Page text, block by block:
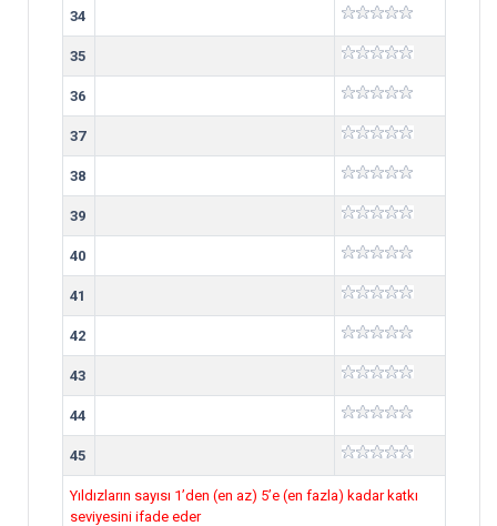
34
35
36
37
38
39
40
41
42
43
44
45
Yıldızların sayısı 1’den (en az) 5’e (en fazla) kadar katkı
seviyesini ifade eder